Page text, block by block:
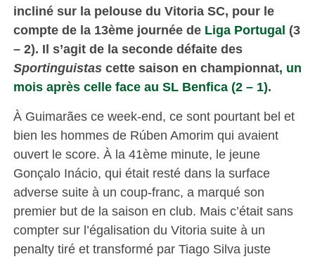
incliné sur la pelouse du Vitoria SC, pour le
compte de la 13ème journée de Liga Portugal (3
– 2). Il s’agit de la seconde défaite des
Sportinguistascette saison en championnat, un
mois après celle face au SL Benfica (2 – 1).
À Guimarães ce week-end, ce sont pourtant bel et
bien les hommes de Rúben Amorim qui avaient
ouvert le score. À la 41ème minute, le jeune
Gonçalo Inácio, qui était resté dans la surface
adverse suite à un coup-franc, a marqué son
premier but de la saison en club. Mais c’était sans
compter sur l’égalisation du Vitoria suite à un
penalty tiré et transformé par Tiago Silva juste